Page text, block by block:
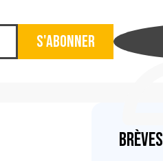
S'abonner
Brèves